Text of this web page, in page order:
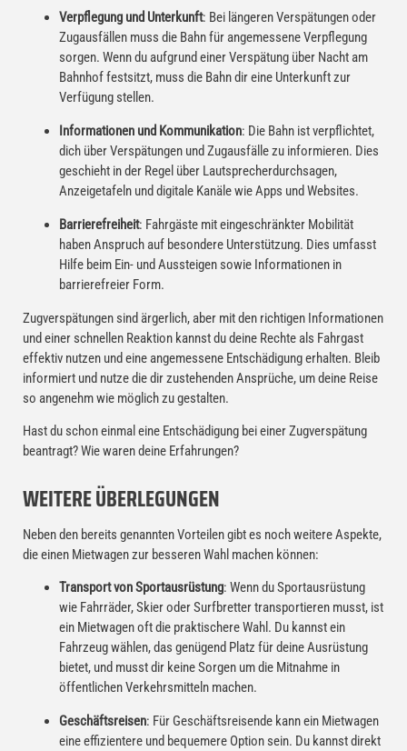
Verpflegung und Unterkunft: Bei längeren Verspätungen oder
Zugausfällen muss die Bahn für angemessene Verpflegung
sorgen. Wenn du aufgrund einer Verspätung über Nacht am
Bahnhof festsitzt, muss die Bahn dir eine Unterkunft zur
Verfügung stellen.
Informationen und Kommunikation: Die Bahn ist verpflichtet,
dich über Verspätungen und Zugausfälle zu informieren. Dies
geschieht in der Regel über Lautsprecherdurchsagen,
Anzeigetafeln und digitale Kanäle wie Apps und Websites.
Barrierefreiheit: Fahrgäste mit eingeschränkter Mobilität
haben Anspruch auf besondere Unterstützung. Dies umfasst
Hilfe beim Ein- und Aussteigen sowie Informationen in
barrierefreier Form.
Zugverspätungen sind ärgerlich, aber mit den richtigen Informationen
und einer schnellen Reaktion kannst du deine Rechte als Fahrgast
effektiv nutzen und eine angemessene Entschädigung erhalten. Bleib
informiert und nutze die dir zustehenden Ansprüche, um deine Reise
so angenehm wie möglich zu gestalten.
Hast du schon einmal eine Entschädigung bei einer Zugverspätung
beantragt? Wie waren deine Erfahrungen?
WEITERE ÜBERLEGUNGEN
Neben den bereits genannten Vorteilen gibt es noch weitere Aspekte,
die einen Mietwagen zur besseren Wahl machen können:
Transport von Sportausrüstung: Wenn du Sportausrüstung
wie Fahrräder, Skier oder Surfbretter transportieren musst, ist
ein Mietwagen oft die praktischere Wahl. Du kannst ein
Fahrzeug wählen, das genügend Platz für deine Ausrüstung
bietet, und musst dir keine Sorgen um die Mitnahme in
öffentlichen Verkehrsmitteln machen.
Geschäftsreisen: Für Geschäftsreisende kann ein Mietwagen
eine effizientere und bequemere Option sein. Du kannst direkt